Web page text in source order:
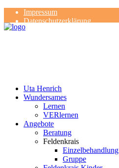
Impressum
Datenschutzerklärung
Kontakt
Uta Henrich
Wundersames
Lernen
VERlernen
Angebote
Beratung
Feldenkrais
Einzelbehandlung
Gruppe